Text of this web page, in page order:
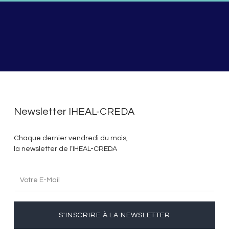
Newsletter IHEAL-CREDA
Chaque dernier vendredi du mois,
la newsletter de l’IHEAL-CREDA
S'INSCRIRE À LA NEWSLETTER